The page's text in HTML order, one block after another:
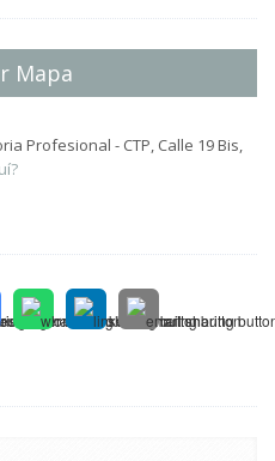
Mapa
Profesional - CTP, Calle 19 Bis,